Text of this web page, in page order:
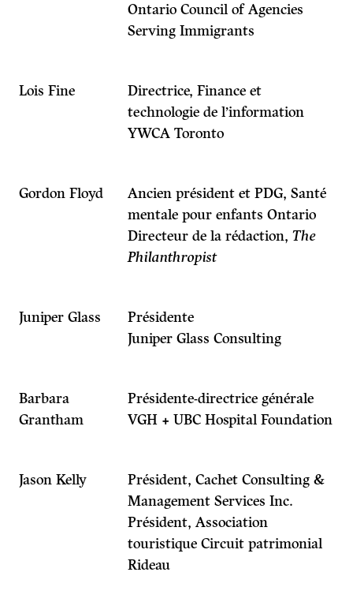
Ontario Council of Agencies
Serving Immigrants
Lois Fine
Directrice, Finance et
technologie de l’information
YWCA Toronto
Gordon Floyd
Ancien président et PDG, Santé
mentale pour enfants Ontario
Directeur de la rédaction,The
Philanthropist
Juniper Glass
Présidente
Juniper Glass Consulting
Barbara
Grantham
Présidente-directrice générale
VGH + UBC Hospital Foundation
Jason Kelly
Président, Cachet Consulting &
Management Services Inc.
Président, Association
touristique Circuit patrimonial
Rideau